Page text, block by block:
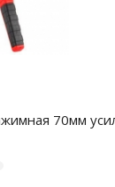
70мм